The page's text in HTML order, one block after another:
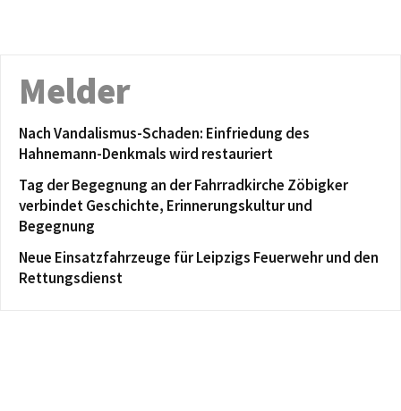
Melder
Nach Vandalismus-Schaden: Einfriedung des
Hahnemann-Denkmals wird restauriert
Tag der Begegnung an der Fahrradkirche Zöbigker
verbindet Geschichte, Erinnerungskultur und
Begegnung
Neue Einsatzfahrzeuge für Leipzigs Feuerwehr und den
Rettungsdienst